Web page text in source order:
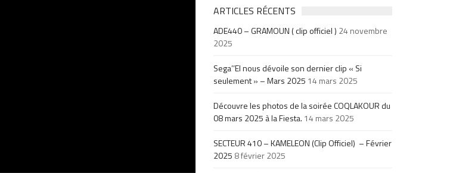
ARTICLES RÉCENTS
ADE440 – GRAMOUN ( clip officiel ) 24 novembre
2025
Sega’’El nous dévoile son dernier clip « Si
seulement » – Mars 2025 14 mars 2025
Découvre les photos de la soirée COQLAKOUR du
08 mars 2025 à la Fiesta. 14 mars 2025
SECTEUR 410 – KAMELEON (Clip Officiel) – Février
2025 8 février 2025